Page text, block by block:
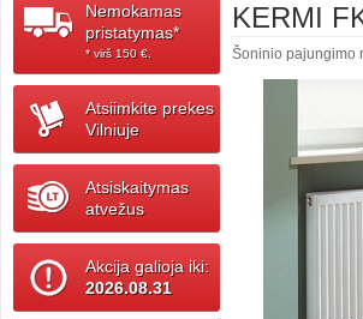
Nemokamas
pristatymas*
* virš 150 ‎€.
Atsiimkite prekes
Vilniuje
Atsiskaitymas
atvežus
Akcija galioja iki:
2026.08.31
KERMI
Šoninio pajungimo